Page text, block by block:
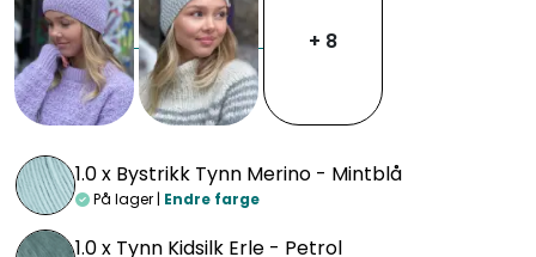
+ 8
1.0 x Bystrikk Tynn Merino - Mintblå
På lager | Endre farge
1.0 x Tynn Kidsilk Erle - Petrol